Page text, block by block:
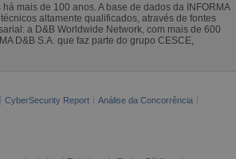
mais de 100 anos. A base de dados da INFORMA
altamente qualificados, através de fontes
a D&B Worldwide Network, com mais de 600
D&B S.A. que faz parte do grupo CESCE,
CyberSecurity Report
Análise da Concorrência